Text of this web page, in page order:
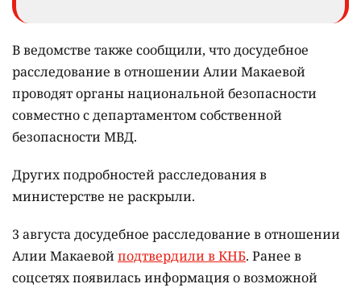
В ведомстве также сообщили, что досудебное
расследование в отношении Алии Макаевой
проводят органы национальной безопасности
совместно с департаментом собственной
безопасности МВД.
Других подробностей расследования в
министерстве не раскрыли.
3 августа досудебное расследование в отношении
Алии Макаевойподтвердили в КНБ. Ранее в
соцсетях появилась информация о возможной